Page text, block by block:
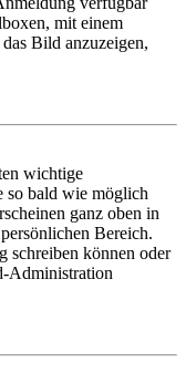
mit einem
Bild anzuzeigen,
wichtige
so bald wie möglich
ganz oben in
Bereich.
schreiben können oder
Administration